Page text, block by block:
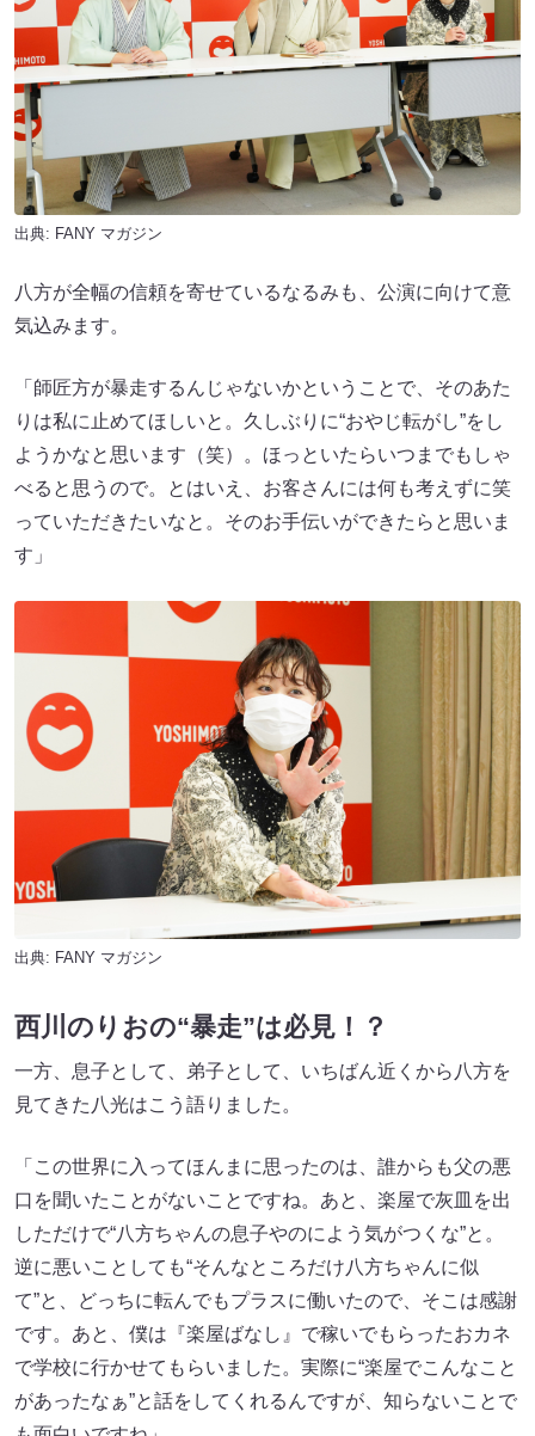
出典: FANY マガジン
八方が全幅の信頼を寄せているなるみも、公演に向けて意
気込みます。
「師匠方が暴走するんじゃないかということで、そのあた
りは私に止めてほしいと。久しぶりに“おやじ転がし”をし
ようかなと思います（笑）。ほっといたらいつまでもしゃ
べると思うので。とはいえ、お客さんには何も考えずに笑
っていただきたいなと。そのお手伝いができたらと思いま
す」
出典: FANY マガジン
西川のりおの“暴走”は必見！？
一方、息子として、弟子として、いちばん近くから八方を
見てきた八光はこう語りました。
「この世界に入ってほんまに思ったのは、誰からも父の悪
口を聞いたことがないことですね。あと、楽屋で灰皿を出
しただけで“八方ちゃんの息子やのによう気がつくな”と。
逆に悪いことしても“そんなところだけ八方ちゃんに似
て”と、どっちに転んでもプラスに働いたので、そこは感謝
です。あと、僕は『楽屋ばなし』で稼いでもらったおカネ
で学校に行かせてもらいました。実際に“楽屋でこんなこと
があったなぁ”と話をしてくれるんですが、知らないことで